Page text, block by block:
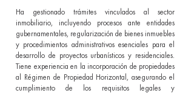
Ha gestionado trámites vinculados al sector
inmobiliario, incluyendo procesos ante entidades
gubernamentales, regularización de bienes inmuebles
y procedimientos administrativos esenciales para el
desarrollo de proyectos urbanísticos y residenciales.
Tiene experiencia en la incorporación de propiedades
al Régimen de Propiedad Horizontal, asegurando el
cumplimiento de los requisitos legales y